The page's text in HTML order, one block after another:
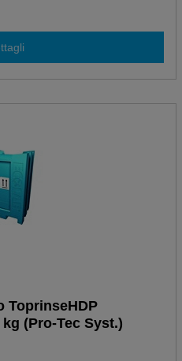
ToprinseHDP
(Pro-Tec Syst.)